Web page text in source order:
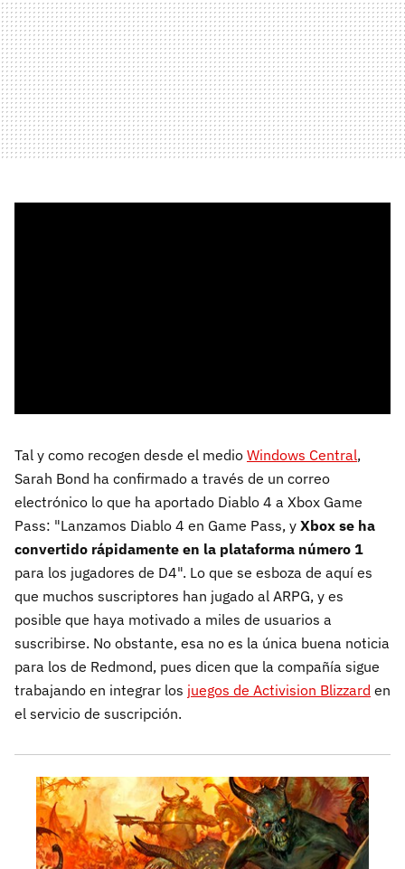
Tal y como recogen desde el medio Windows Central,
Sarah Bond ha confirmado a través de un correo
electrónico lo que ha aportado Diablo 4 a Xbox Game
Pass: "Lanzamos Diablo 4 en Game Pass, y Xbox se ha
convertido rápidamente en la plataforma número 1
para los jugadores de D4". Lo que se esboza de aquí es
que muchos suscriptores han jugado al ARPG, y es
posible que haya motivado a miles de usuarios a
suscribirse. No obstante, esa no es la única buena noticia
para los de Redmond, pues dicen que la compañía sigue
trabajando en integrar los juegos de Activision Blizzard en
el servicio de suscripción.